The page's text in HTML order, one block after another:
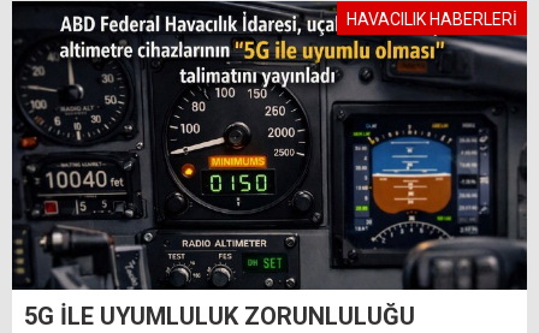
HAVACILIK HABERLERİ
5G İLE UYUMLULUK ZORUNLULUĞU